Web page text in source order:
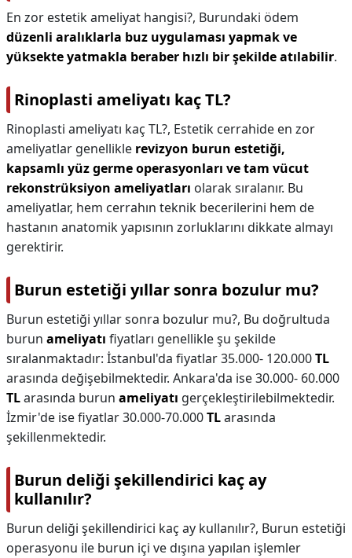
En zor estetik ameliyat hangisi?, Burundaki ödem
düzenli aralıklarla buz uygulaması yapmak ve
yüksekte yatmakla beraber hızlı bir şekilde atılabilir.
Rinoplasti ameliyatı kaç TL?
Rinoplasti ameliyatı kaç TL?, Estetik cerrahide en zor
ameliyatlar genellikle revizyon burun estetiği,
kapsamlı yüz germe operasyonları ve tam vücut
rekonstrüksiyon ameliyatları olarak sıralanır. Bu
ameliyatlar, hem cerrahın teknik becerilerini hem de
hastanın anatomik yapısının zorluklarını dikkate almayı
gerektirir.
Burun estetiği yıllar sonra bozulur mu?
Burun estetiği yıllar sonra bozulur mu?, Bu doğrultuda
burun ameliyatı fiyatları genellikle şu şekilde
sıralanmaktadır: İstanbul'da fiyatlar 35.000- 120.000TL
arasında değişebilmektedir. Ankara'da ise 30.000- 60.000
TLarasında burun ameliyatı gerçekleştirilebilmektedir.
İzmir'de ise fiyatlar 30.000-70.000TLarasında
şekillenmektedir.
Burun deliği şekillendirici kaç ay
kullanılır?
Burun deliği şekillendirici kaç ay kullanılır?, Burun estetiği
operasyonu ile burun içi ve dışına yapılan işlemler